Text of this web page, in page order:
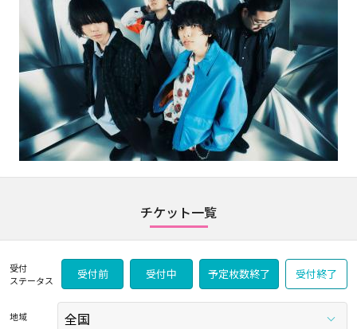
チケット一覧
受付
ステータス
受付前 受付中 予定枚数終了 受付終了
地域